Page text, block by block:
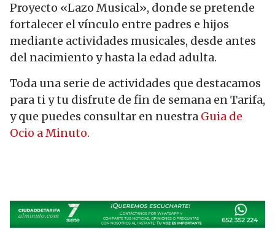
Proyecto «Lazo Musical», donde se pretende
fortalecer el vínculo entre padres e hijos
mediante actividades musicales, desde antes
del nacimiento y hasta la edad adulta.
Toda una serie de actividades que destacamos
para ti y tu disfrute de fin de semana en Tarifa,
y que puedes consultar en nuestra Guia de
Ocio a Minuto.